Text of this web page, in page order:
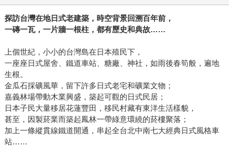
探訪台灣在地日式老建築，時空背景回溯百年前，
一磚一瓦，一片牆一根柱，都有歷史和典故……
上個世紀，小小的台灣島在日本殖民下，
一座座日式屋舍、鐵道車站、糖廠、神社，如雨後春筍般，遍地
生根。
金瓜石採礦風華，留下許多日式老宅和礦業文物；
嘉義林場帶動木業興盛，築起可觀的日式民居；
日本子民大量移居花蓮豐田，移民村藏有東洋生活樣貌，
甚至，因製菸業而築起鳳林一帶綠意環繞的菸樓聚落；
加上一條縱貫線鐵道開通，串起全台北中南七大經典日式風格車
站……